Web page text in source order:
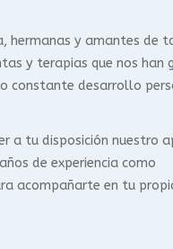
hermanas y amantes de
y terapias que nos han
constante desarrollo
a tu disposición nuestro
de experiencia como
acompañarte en tu